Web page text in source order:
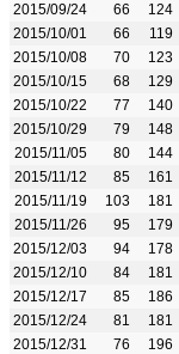
2015/09/24
66 124
2015/10/01
66 119
2015/10/08
70 123
2015/10/15
68 129
2015/10/22
77 140
2015/10/29
79 148
2015/11/05
80 144
2015/11/12
85 161
2015/11/19
103 181
2015/11/26
95 179
2015/12/03
94 178
2015/12/10
84 181
2015/12/17
85 186
2015/12/24
81 181
2015/12/31
76 196